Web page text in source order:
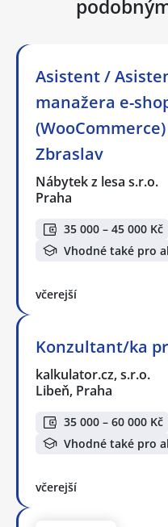
Asistent /
manažera e-
Zbraslav
Nábytek z lesa s.r.o.
Praha
35 000 – 45 000 Kč
Vhodné také pro
včerejší
Konzultant/ka
kalkulator.cz, s.r.o.
Libeň, Praha
35 000 – 60 000 Kč
Vhodné také pro
včerejší